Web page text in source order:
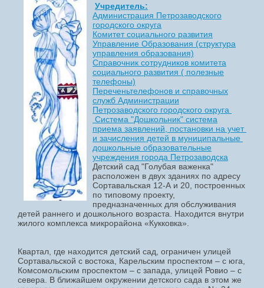
Учредитель:
Администрация Петрозаводского
городского округа
Комитет социального развития
Управление Образования (структура
управления образования)
Справочник сотрудников комитета
социального развития ( полезные
телефоны)
Переченьтелефонов и справочных
служб Администрации
Петрозаводского городского округа
Система "Дошкольник" система
приема заявлений, постановки на учет
и зачисления детей в муниципальные
дошкольные образовательные
учреждения города Петрозаводска
Детский сад "Голубая важенка"
расположен в двух зданиях по адресу
Сортавальская 12-А и 20, построенных
по типовому проекту,
предназначенных для обслуживания
детей раннего и дошкольного возраста. Находится внутри
жилого комплекса микрорайона «Кукковка».
Квартал, где находится детский сад, ограничен улицей
Сортавальской с востока, Карельским проспектом – с юга,
Комсомольским проспектом – с запада, улицей Ровио – с
севера. В ближайшем окружении детского сада в этом же